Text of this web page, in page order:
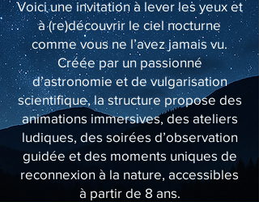
Voici une invitation à lever les yeux et
à (re)découvrir le ciel nocturne
comme vous ne l’avez jamais vu.
Créée par un passionné
d’astronomie et de vulgarisation
scientifique, la structure propose des
animations immersives, des ateliers
ludiques, des soirées d’observation
guidée et des moments uniques de
reconnexion à la nature, accessibles
à partir de 8 ans.